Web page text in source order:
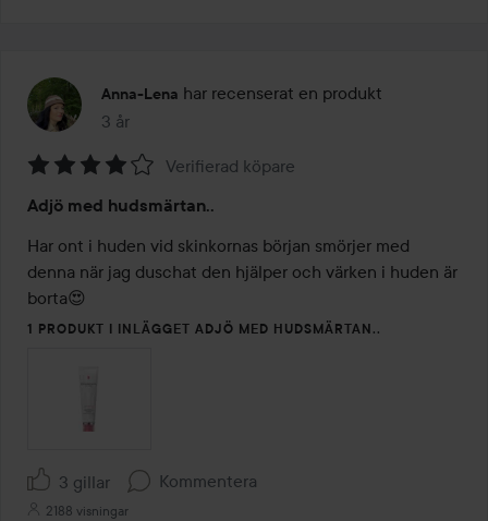
Anna-Lena har recenserat en produkt
3 år
Inlägget skapades 3 år
4
av
5
Verifierad köpare
Adjö med hudsmärtan..
Har ont i huden vid skinkornas början smörjer med
denna när jag duschat den hjälper och värken i huden är
borta😍
1 PRODUKT I INLÄGGET ADJÖ MED HUDSMÄRTAN..
3 gillar Kommentera
2188 visningar